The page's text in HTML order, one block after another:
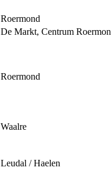
Roermond
De Markt, Centrum
Roermond
Waalre
Leudal / Haelen